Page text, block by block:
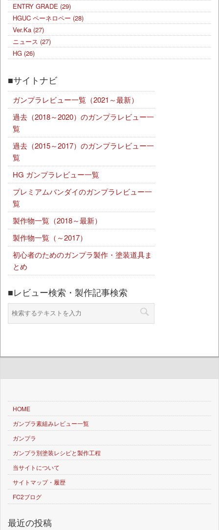
ENTRY GRADE (29)
HGUC ペーネロペー (28)
Ver.Ka (27)
ニュース (27)
HG (26)
■サイトナビ
ガンプラレビュー一覧（2021～最新）
過去（2018～2020）のガンプラレビュー一
覧
過去（2015～2017）のガンプラレビュー一
覧
HG ガンプラレビュー一覧
プレミアムバンダイのガンプラレビュー一
覧
製作物一覧（2018～最新）
製作物一覧（～2017）
初心者のためのガンプラ製作・塗装道具ま
とめ
■レビュー検索・製作記事検索
HOME
ガンプラ素組みレビュー一覧
ガンプラ
ガンプラ別塗装レシピと製作工程
当サイトについて
サイトマップ・履歴
FC2ブログ
最近の投稿